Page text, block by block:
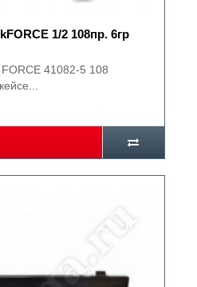
1/2 108пр. 6гр
41082-5 108